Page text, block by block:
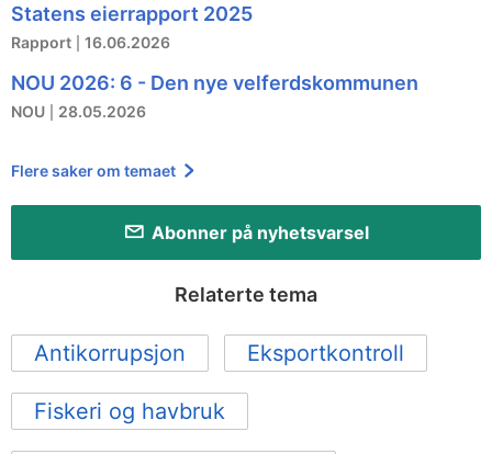
Statens eierrapport 2025
Rapport 16.06.2026
NOU 2026: 6 - Den nye velferdskommunen
NOU 28.05.2026
Flere saker om temaet
Abonner på nyhetsvarsel
Relaterte tema
Antikorrupsjon Eksportkontroll
Fiskeri og havbruk